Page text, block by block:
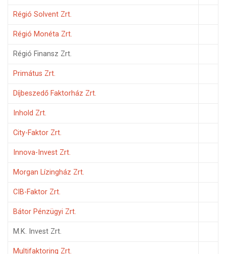
Régió Solvent Zrt.
Régió Monéta Zrt.
Régió Finansz Zrt.
Primátus Zrt.
Díjbeszedő Faktorház Zrt.
Inhold Zrt.
City-Faktor Zrt.
Innova-Invest Zrt.
Morgan Lízingház Zrt.
CIB-Faktor Zrt.
Bátor Pénzügyi Zrt.
M.K. Invest Zrt.
Multifaktoring Zrt.